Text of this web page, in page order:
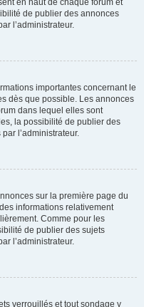
en haut de chaque forum et
de publier des annonces
l’administrateur.
importantes concernant le
dès que possible. Les annonces
dans lequel elles sont
la possibilité de publier des
l’administrateur.
sur la première page du
informations relativement
Comme pour les
de publier des sujets
l’administrateur.
verrouillés et tout sondage y